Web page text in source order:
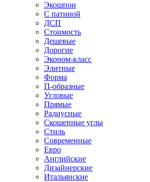
Экошпон
С патиной
ДСП
Стоимость
Дешевые
Дорогие
Эконом-класс
Элитные
Форма
П-образные
Угловые
Прямые
Радиусные
Скошенные углы
Стиль
Современные
Евро
Английские
Дизайнерские
Итальянские